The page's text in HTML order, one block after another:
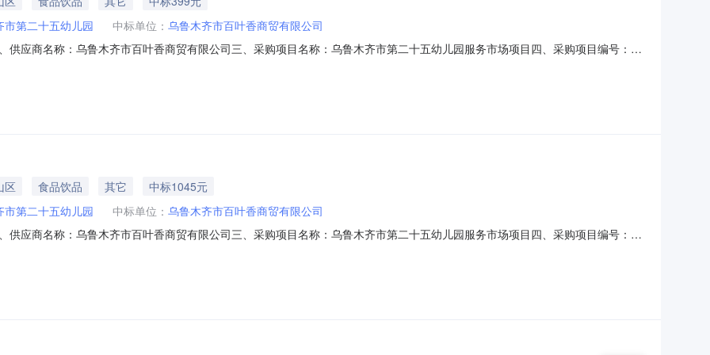
市第二十五幼儿园
中标单位： 乌鲁木齐市百叶香商贸有限公司
应商名称：乌鲁木齐市百叶香商贸有限公司三、采购项目名称：乌鲁木齐市第二十五幼儿园服务市场项目四、采购项目编号：
区 食品饮品 其它
中标1045元
市第二十五幼儿园
中标单位： 乌鲁木齐市百叶香商贸有限公司
应商名称：乌鲁木齐市百叶香商贸有限公司三、采购项目名称：乌鲁木齐市第二十五幼儿园服务市场项目四、采购项目编号：